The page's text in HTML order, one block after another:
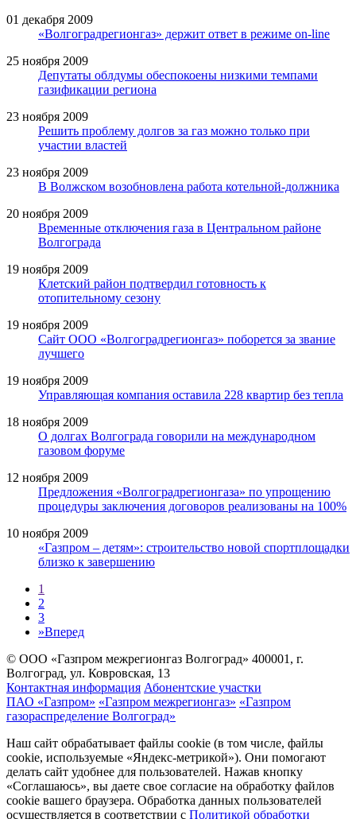
01 декабря 2009
«Волгоградрегионгаз» держит ответ в режиме on-line
25 ноября 2009
Депутаты облдумы обеспокоены низкими темпами
газификации региона
23 ноября 2009
Решить проблему долгов за газ можно только при
участии властей
23 ноября 2009
В Волжском возобновлена работа котельной-должника
20 ноября 2009
Временные отключения газа в Центральном районе
Волгограда
19 ноября 2009
Клетский район подтвердил готовность к
отопительному сезону
19 ноября 2009
Сайт ООО «Волгоградрегионгаз» поборется за звание
лучшего
19 ноября 2009
Управляющая компания оставила 228 квартир без тепла
18 ноября 2009
О долгах Волгограда говорили на международном
газовом форуме
12 ноября 2009
Предложения «Волгоградрегионгаза» по упрощению
процедуры заключения договоров реализованы на 100%
10 ноября 2009
«Газпром – детям»: строительство новой спортплощадки
близко к завершению
1
2
3
»Вперед
© ООО «Газпром межрегионгаз Волгоград» 400001, г.
Волгоград, ул. Ковровская, 13
Контактная информация Абонентские участки
ПАО «Газпром» «Газпром межрегионгаз» «Газпром
газораспределение Волгоград»
Наш сайт обрабатывает файлы cookie (в том числе, файлы
cookie, используемые «Яндекс-метрикой»). Они помогают
делать сайт удобнее для пользователей. Нажав кнопку
«Соглашаюсь», вы даете свое согласие на обработку файлов
cookie вашего браузера. Обработка данных пользователей
осуществляется в соответствии с Политикой обработки